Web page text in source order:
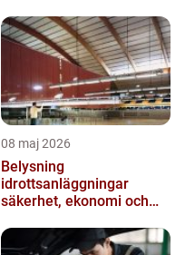
08 maj 2026
Belysning
idrottsanläggningar
säkerhet, ekonomi och